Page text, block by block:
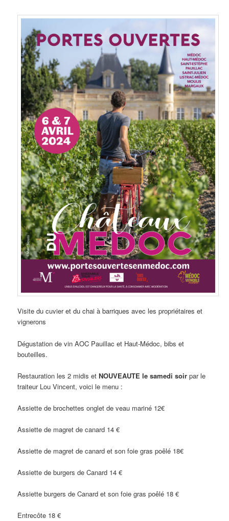
Visite du cuvier et du chai à barriques avec les propriétaires et
vignerons
Dégustation de vin AOC Pauillac et Haut-Médoc, bibs et
bouteilles.
Restauration les 2 midis etNOUVEAUTE le samedi soir par le
traiteur Lou Vincent, voici le menu :
Assiette de brochettes onglet de veau mariné 12€
Assiette de magret de canard 14 €
Assiette de magret de canard et son foie gras poêlé 18€
Assiette de burgers de Canard 14 €
Assiette burgers de Canard et son foie gras poêlé 18 €
Entrecôte 18 €